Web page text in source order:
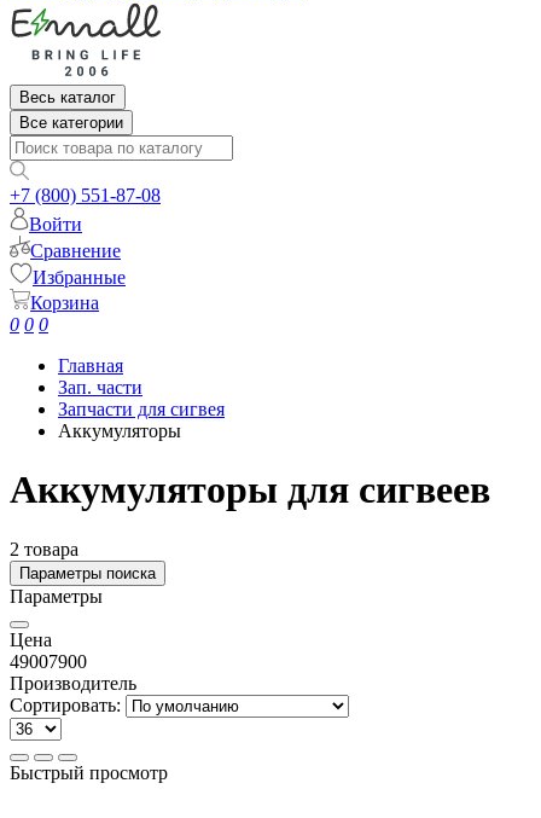
Весь каталог
Все категории
+7 (800) 551-87-08
Войти
Сравнение
Избранные
Корзина
0 0 0
Главная
Зап. части
Запчасти для сигвея
Аккумуляторы
Аккумуляторы для сигвеев
2 товара
Параметры поиска
Параметры
Цена
49007900
Производитель
Сортировать:
Быстрый просмотр